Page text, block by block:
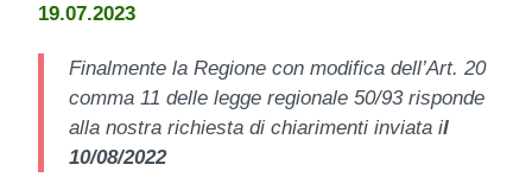
19.07.2023
Finalmente la Regione con modifica dell’Art. 20
comma 11 delle legge regionale 50/93 risponde
alla nostra richiesta di chiarimenti inviata il
10/08/2022